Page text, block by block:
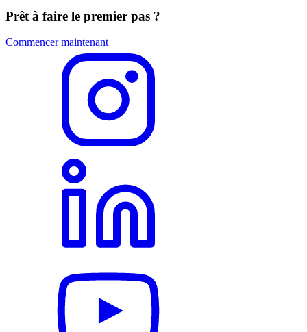
Prêt à faire le premier pas ?
Commencer maintenant